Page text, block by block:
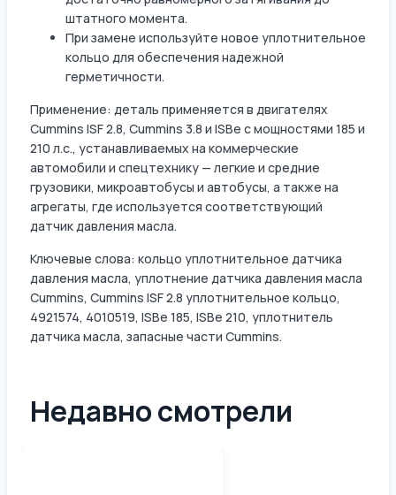
штатного момента.
При замене используйте новое уплотнительное
кольцо для обеспечения надежной
герметичности.
Применение: деталь применяется в двигателях
Cummins ISF 2.8, Cummins 3.8 и ISBe с мощностями 185 и
210 л.с., устанавливаемых на коммерческие
автомобили и спецтехнику — легкие и средние
грузовики, микроавтобусы и автобусы, а также на
агрегаты, где используется соответствующий
датчик давления масла.
Ключевые слова: кольцо уплотнительное датчика
давления масла, уплотнение датчика давления масла
Cummins, Cummins ISF 2.8 уплотнительное кольцо,
4921574, 4010519, ISBe 185, ISBe 210, уплотнитель
датчика масла, запасные части Cummins.
Недавно смотрели